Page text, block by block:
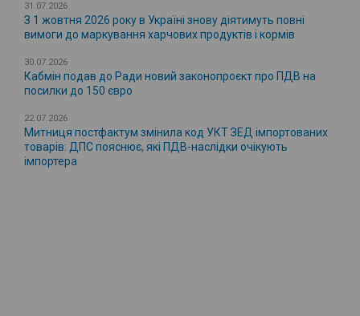
31.07.2026
З 1 жовтня 2026 року в Україні знову діятимуть повні
вимоги до маркування харчових продуктів і кормів
30.07.2026
Кабмін подав до Ради новий законопроєкт про ПДВ на
посилки до 150 євро
22.07.2026
Митниця постфактум змінила код УКТ ЗЕД імпортованих
товарів: ДПС пояснює, які ПДВ-наслідки очікують
імпортера